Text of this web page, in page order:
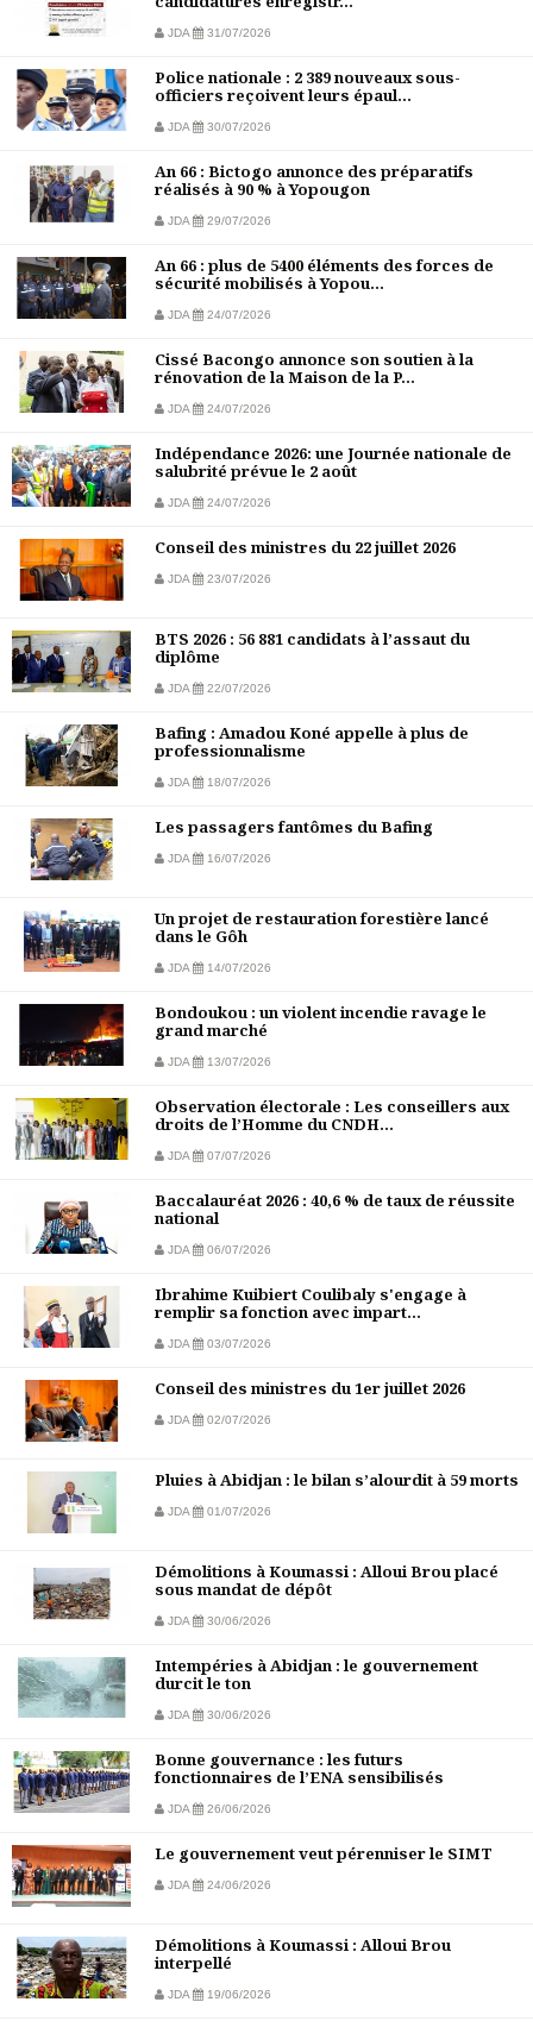
JDA 31/07/2026
Police nationale : 2 389 nouveaux sous-
officiers reçoivent leurs épaul...
JDA 30/07/2026
An 66 : Bictogo annonce des préparatifs
réalisés à 90 % à Yopougon
JDA 29/07/2026
An 66 : plus de 5400 éléments des forces de
sécurité mobilisés à Yopou...
JDA 24/07/2026
Cissé Bacongo annonce son soutien à la
rénovation de la Maison de la P...
JDA 24/07/2026
Indépendance 2026: une Journée nationale de
salubrité prévue le 2 août
JDA 24/07/2026
Conseil des ministres du 22 juillet 2026
JDA 23/07/2026
BTS 2026 : 56 881 candidats à l’assaut du
diplôme
JDA 22/07/2026
Bafing : Amadou Koné appelle à plus de
professionnalisme
JDA 18/07/2026
Les passagers fantômes du Bafing
JDA 16/07/2026
Un projet de restauration forestière lancé
dans le Gôh
JDA 14/07/2026
Bondoukou : un violent incendie ravage le
grand marché
JDA 13/07/2026
Observation électorale : Les conseillers aux
droits de l’Homme du CNDH...
JDA 07/07/2026
Baccalauréat 2026 : 40,6 % de taux de réussite
national
JDA 06/07/2026
Ibrahime Kuibiert Coulibaly s'engage à
remplir sa fonction avec impart...
JDA 03/07/2026
Conseil des ministres du 1er juillet 2026
JDA 02/07/2026
Pluies à Abidjan : le bilan s’alourdit à 59 morts
JDA 01/07/2026
Démolitions à Koumassi : Alloui Brou placé
sous mandat de dépôt
JDA 30/06/2026
Intempéries à Abidjan : le gouvernement
durcit le ton
JDA 30/06/2026
Bonne gouvernance : les futurs
fonctionnaires de l’ENA sensibilisés
JDA 26/06/2026
Le gouvernement veut pérenniser le SIMT
JDA 24/06/2026
Démolitions à Koumassi : Alloui Brou
interpellé
JDA 19/06/2026